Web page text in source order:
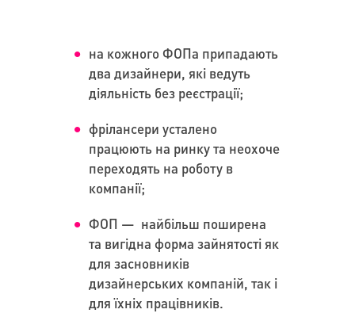
на кожного ФОПа припадають
два дизайнери, які ведуть
діяльність без реєстрації;
фрілансери усталено
працюють на ринку та неохоче
переходять на роботу в
компанії;
ФОП — найбільш поширена
та вигідна форма зайнятості як
для засновників
дизайнерських компаній, так і
для їхніх працівників.